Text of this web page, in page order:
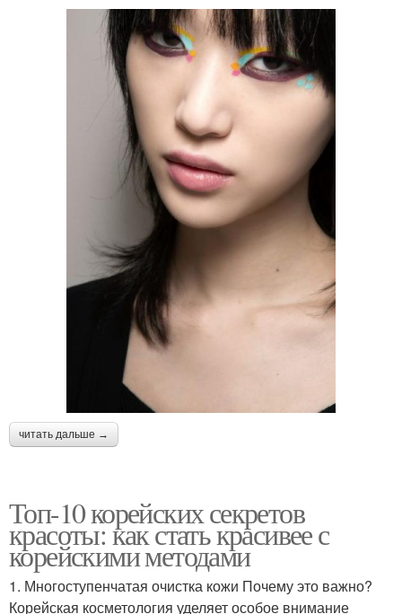
читать дальше →
Топ-10 корейских секретов
красоты: как стать красивее с
корейскими методами
1. Многоступенчатая очистка кожи Почему это важно?
Корейская косметология уделяет особое внимание